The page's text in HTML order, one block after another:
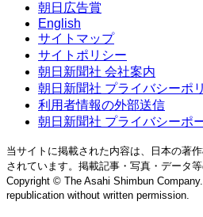
朝日広告賞
English
サイトマップ
サイトポリシー
朝日新聞社 会社案内
朝日新聞社 プライバシーポ
利用者情報の外部送信
朝日新聞社 プライバシーポ
当サイトに掲載された内容は、日本の著
されています。掲載記事・写真・データ
Copyright © The Asahi Shimbun
republication without written permission.